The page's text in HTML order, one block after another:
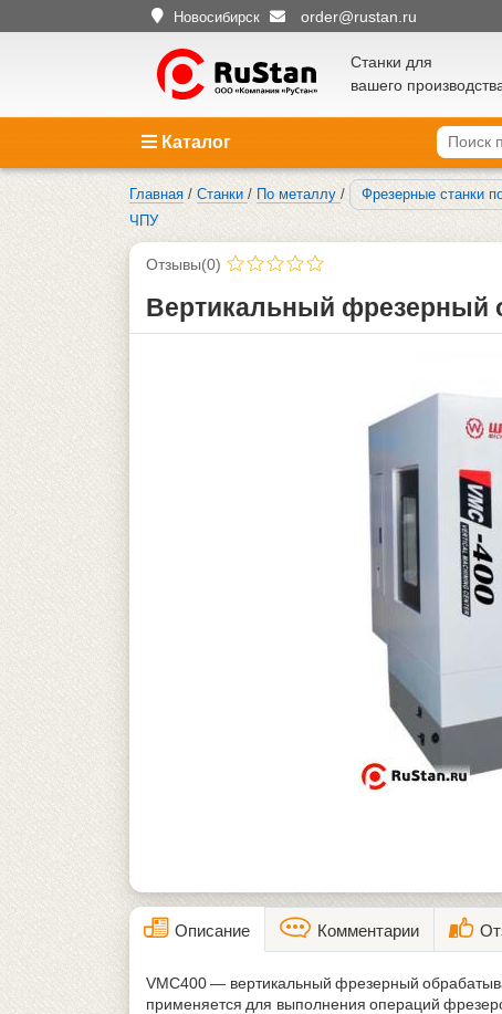
Новосибирск order@rustan.ru
Станки для
вашего
Каталог
Главная / Станки / По металлу / Фрезерные станки
ЧПУ
Отзывы(0)
Вертикальный фрезерный
Описание Комментарии
VMC400 — вертикальный фрезерный
применяется для выполнения операций